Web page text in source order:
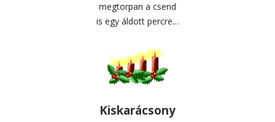
megtorpan a csend
is egy áldott percre…
Kiskarácsony